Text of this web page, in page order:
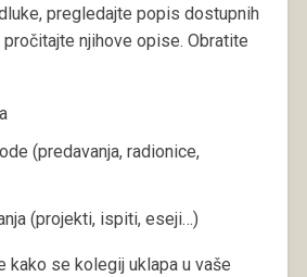
pregledajte popis dostupnih
njihove opise. Obratite
(predavanja, radionice,
(projekti, ispiti, eseji…)
kako se kolegij uklapa u vaše